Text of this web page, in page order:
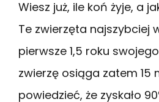
Wiesz już, ile koń żyje, a
Te zwierzęta najszybciej
pierwsze 1,5 roku
zwierzę osiąga zatem 15
powiedzieć, że zyskało